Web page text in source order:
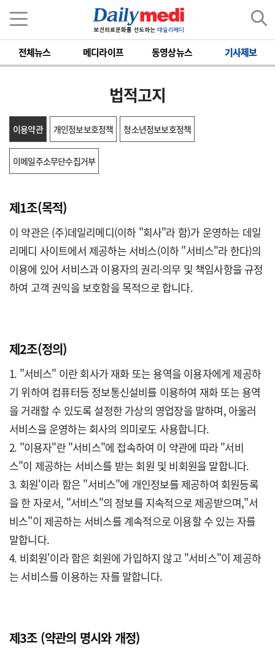
전체뉴스 메디라이프 동영상뉴스 기사제보
법적고지
이용약관 개인정보보호정책 청소년정보보호정책
이메일주소무단수집거부
제1조(목적)
이 약관은 (주)데일리메디(이하 "회사"라 함)가 운영하는 데일
리메디 사이트에서 제공하는 서비스(이하 "서비스"라 한다)의
이용에 있어 서비스과 이용자의 권리·의무 및 책임사항을 규정
하여 고객 권익을 보호함을 목적으로 합니다.
제2조(정의)
1. "서비스" 이란 회사가 재화 또는 용역을 이용자에게 제공하
기 위하여 컴퓨터등 정보통신설비를 이용하여 재화 또는 용역
을 거래할 수 있도록 설정한 가상의 영업장을 말하며, 아울러
서비스을 운영하는 회사의 의미로도 사용합니다.
2. "이용자"란 "서비스"에 접속하여 이 약관에 따라 "서비
스"이 제공하는 서비스를 받는 회원 및 비회원을 말합니다.
3. 회원'이라 함은 "서비스"에 개인정보를 제공하여 회원등록
을 한 자로서, "서비스"의 정보를 지속적으로 제공받으며,"서
비스"이 제공하는 서비스를 계속적으로 이용할 수 있는 자를
말합니다.
4. 비회원'이라 함은 회원에 가입하지 않고 "서비스"이 제공하
는 서비스를 이용하는 자를 말합니다.
제3조 (약관의 명시와 개정)